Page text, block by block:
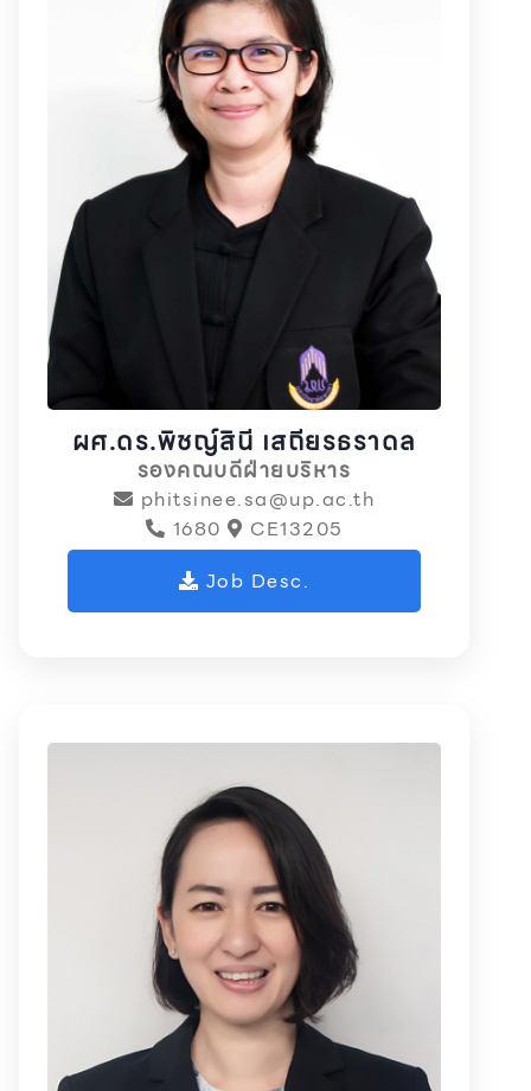
ผศ.ดร.พิชญ์สินี เสถียรธราดล
รองคณบดีฝ่ายบริหาร
phitsinee.sa@up.ac.th
1680
CE13205
Job Desc.